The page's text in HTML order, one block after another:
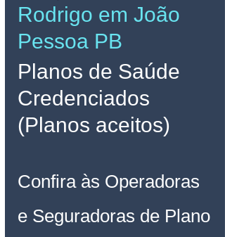
Rodrigo em João
Pessoa PB
Planos de Saúde
Credenciados
(Planos aceitos)
Confira às Operadoras
e Seguradoras de Plano